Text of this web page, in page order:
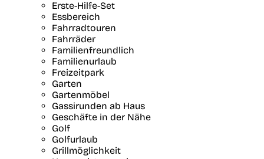
Erste-Hilfe-Set
Essbereich
Fahrradtouren
Fahrräder
Familienfreundlich
Familienurlaub
Freizeitpark
Garten
Gartenmöbel
Gassirunden ab Haus
Geschäfte in der Nähe
Golf
Golfurlaub
Grillmöglichkeit